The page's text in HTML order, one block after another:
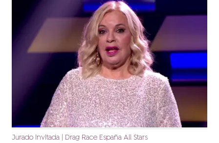
Jurado invitada | Drag Race España All Stars